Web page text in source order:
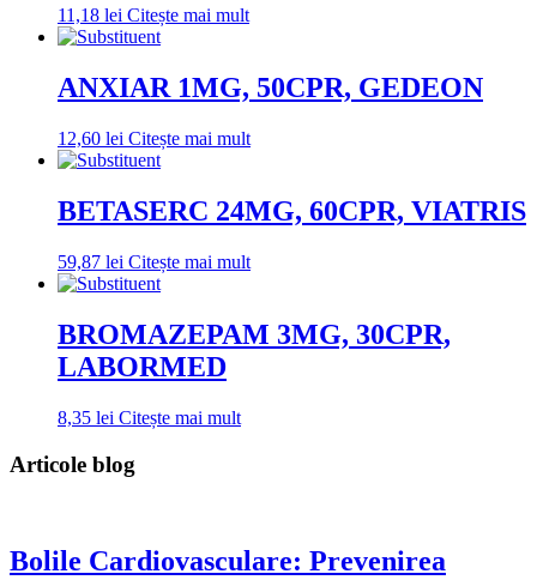
11,18 lei Citește mai mult
ANXIAR 1MG, 50CPR, GEDEON
12,60 lei Citește mai mult
BETASERC 24MG, 60CPR, VIATRIS
59,87 lei Citește mai mult
BROMAZEPAM 3MG, 30CPR,
LABORMED
8,35 lei Citește mai mult
Articole blog
Bolile Cardiovasculare: Prevenirea